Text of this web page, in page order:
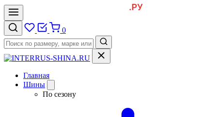
0
Главная
Шины
По сезону